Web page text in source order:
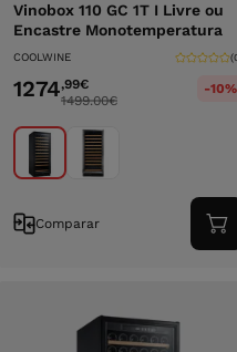
Vinobox 110 GC 1T I Livre ou
Encastre Monotemperatura
COOLWINE
1274,99€
1499.00€
-10%
Comparar
ao